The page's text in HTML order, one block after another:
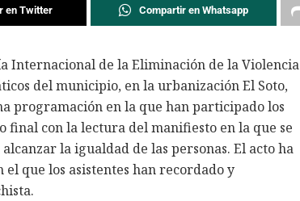
en Twitter Compartir en Whatsapp
Internacional de la Eliminación de la Violencia
del municipio, en la urbanización El Soto,
programación en la que han participado los
final con la lectura del manifiesto en la que se
la igualdad de las personas. El acto ha
que los asistentes han recordado y